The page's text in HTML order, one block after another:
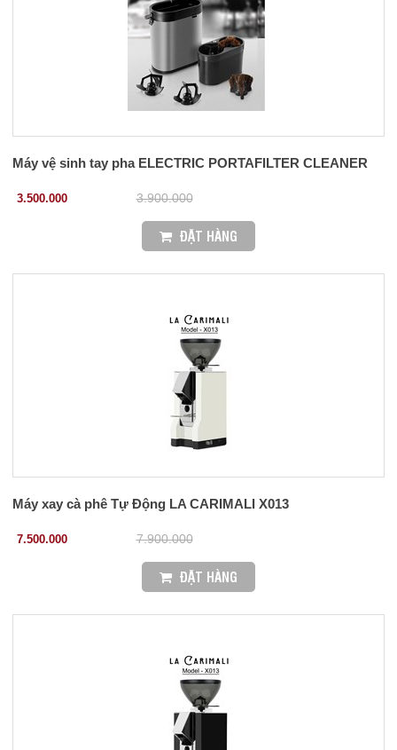
Máy vệ sinh tay pha ELECTRIC PORTAFILTER CLEANER
3.500.000 3.900.000
ĐẶT HÀNG
Máy xay cà phê Tự Động LA CARIMALI X013
7.500.000 7.900.000
ĐẶT HÀNG